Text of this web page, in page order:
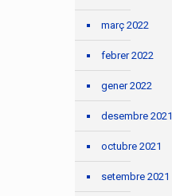
març 2022
febrer 2022
gener 2022
desembre 2021
octubre 2021
setembre 2021